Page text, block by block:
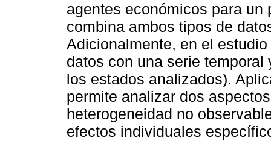
agentes económicos para un
combina ambos tipos de
Adicionalmente, en el
datos con una serie
los estados analizados).
permite analizar dos
heterogeneidad no
efectos individuales